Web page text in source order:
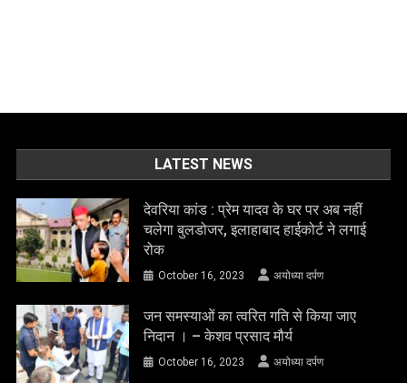
LATEST NEWS
देवरिया कांड : प्रेम यादव के घर पर अब नहीं
चलेगा बुलडोजर, इलाहाबाद हाईकोर्ट ने लगाई
रोक
October 16, 2023 अयोध्या दर्पण
जन समस्याओं का त्वरित गति से किया जाए
निदान । – केशव प्रसाद मौर्य
October 16, 2023 अयोध्या दर्पण